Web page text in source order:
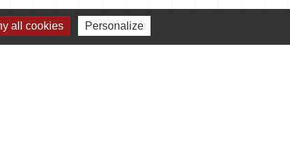
all cookies Personalize